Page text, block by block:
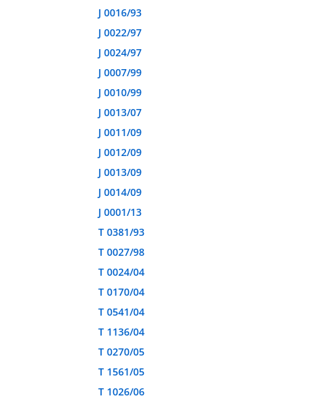
J 0016/93
J 0022/97
J 0024/97
J 0007/99
J 0010/99
J 0013/07
J 0011/09
J 0012/09
J 0013/09
J 0014/09
J 0001/13
T 0381/93
T 0027/98
T 0024/04
T 0170/04
T 0541/04
T 1136/04
T 0270/05
T 1561/05
T 1026/06